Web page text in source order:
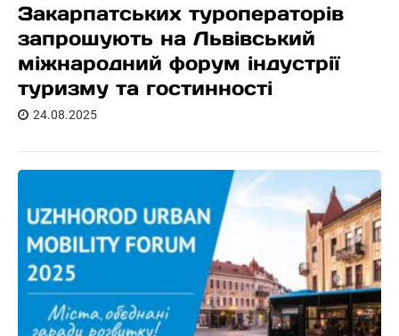
Закарпатських туроператорів
запрошують на Львівський
міжнародний форум індустрії
туризму та гостинності
24.08.2025